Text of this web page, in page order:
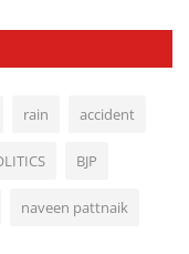
rain accident
BJP
naveen pattnaik